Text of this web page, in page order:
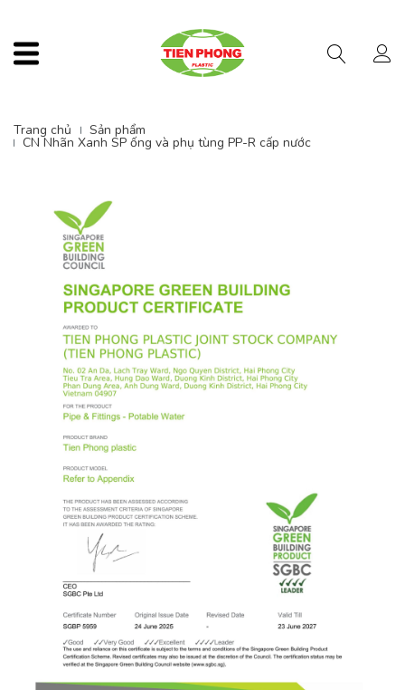
Trang chủ Sản phẩm
CN Nhãn Xanh SP ống và phụ tùng PP-R cấp nước